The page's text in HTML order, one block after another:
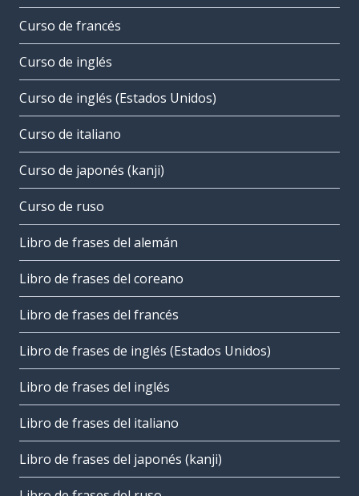
Curso de francés
Curso de inglés
Curso de inglés (Estados Unidos)
Curso de italiano
Curso de japonés (kanji)
Curso de ruso
Libro de frases del alemán
Libro de frases del coreano
Libro de frases del francés
Libro de frases de inglés (Estados Unidos)
Libro de frases del inglés
Libro de frases del italiano
Libro de frases del japonés (kanji)